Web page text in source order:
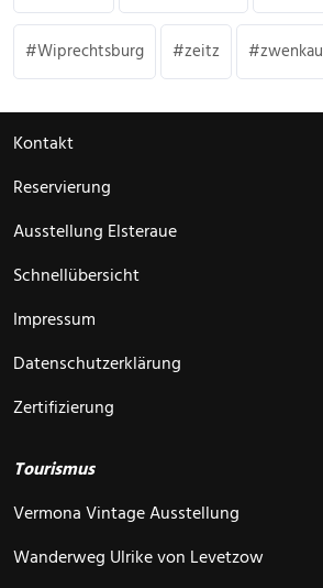
Wiprechtsburg zeitz zwenkau
Kontakt
Reservierung
Ausstellung Elsteraue
Schnellübersicht
Impressum
Datenschutzerklärung
Zertifizierung
Tourismus
Vermona Vintage Ausstellung
Wanderweg Ulrike von Levetzow